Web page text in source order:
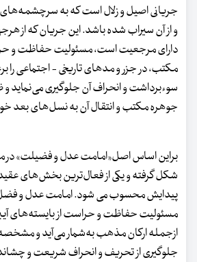
جریانی اصیل و زلال است که به
و از آن سیراب شده باشد. این جریان که از
دارای مرجعیت است، مسئولیت حفاظت و
مکتب، در جزر و مدهای تاریخی - اجتماعی را
سوءبرداشت و انحراف آن جلوگیری می‌نماید
جوهره مکتب و انتقال آن به نسل‌های بعد
براین اساس اصل«امامت عدل و فضیلت» در
شکل گرفته و یکی از فعال‌ترین بخش‌های
پیدایش محسوب می شود. امامت عدل و فضل
مسئولیت حفاظت و حراست از
ازجمله ارکان مذهب به‌شمار می‌آید و مشخصه
جلوگیری از تحریف و انحراف شریعت و